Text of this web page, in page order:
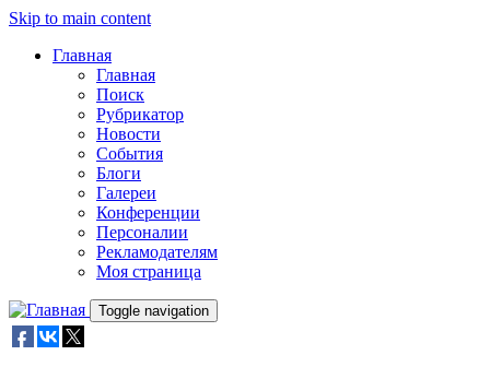
Skip to main content
Главная
Главная
Поиск
Рубрикатор
Новости
События
Блоги
Галереи
Конференции
Персоналии
Рекламодателям
Моя страница
Toggle navigation